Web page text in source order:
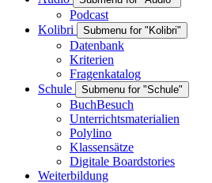
Podcast
Kolibri
Submenu for "Kolibri"
Datenbank
Kriterien
Fragenkatalog
Schule
Submenu for "Schule"
BuchBesuch
Unterrichtsmaterialien
Polylino
Klassensätze
Digitale Boardstories
Weiterbildung